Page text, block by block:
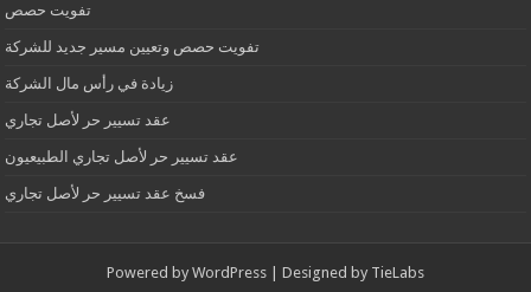
تفويت حصص
تفويت حصص وتعيين مسير جديد للشركة
زيادة في رأس مال الشركة
عقد تسيير حر لأصل تجاري
عقد تسيير حر لأصل تجاري الطبيعيون
فسخ عقد تسيير حر لأصل تجاري
Powered by WordPress | Designed by TieLabs